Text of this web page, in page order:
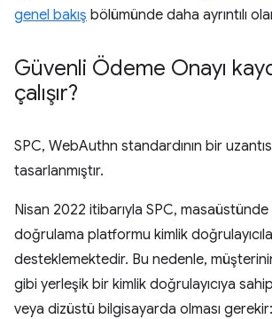
genel bakış bölümünde daha ayrıntılı
Güvenli Ödeme Onayı
çalışır?
SPC, WebAuthn standardının bir
tasarlanmıştır.
Nisan 2022 itibarıyla SPC, masaüstünde
doğrulama platformu kimlik
desteklemektedir. Bu nedenle,
gibi yerleşik bir kimlik doğrulayıcıya
veya dizüstü bilgisayarda olması gerekir: